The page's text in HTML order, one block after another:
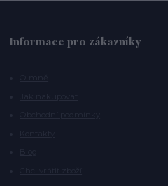
Informace pro zákazníky